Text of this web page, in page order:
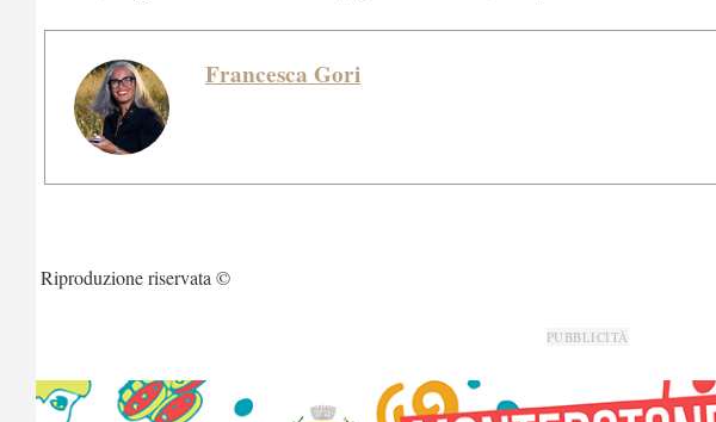
Francesca Gori
Riproduzione riservata ©
PUBBLICITÀ